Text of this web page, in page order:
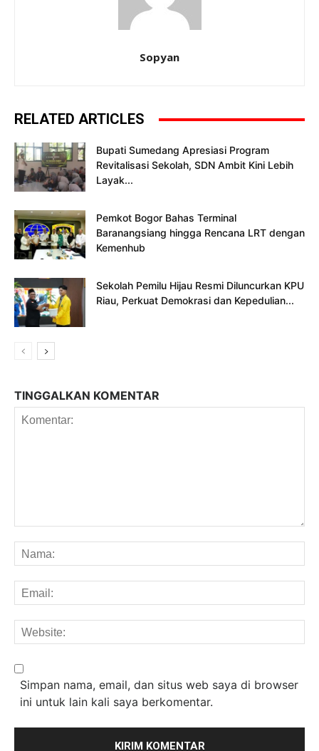
Sopyan
RELATED ARTICLES
Bupati Sumedang Apresiasi Program
Revitalisasi Sekolah, SDN Ambit Kini Lebih
Layak...
Pemkot Bogor Bahas Terminal
Baranangsiang hingga Rencana LRT dengan
Kemenhub
Sekolah Pemilu Hijau Resmi Diluncurkan KPU
Riau, Perkuat Demokrasi dan Kepedulian...
TINGGALKAN KOMENTAR
Simpan nama, email, dan situs web saya di browser
ini untuk lain kali saya berkomentar.